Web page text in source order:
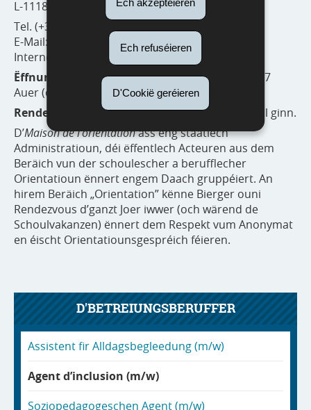
Ech refuséieren
D'Cookië geréieren
L-1118 Luxembourg
Tel. (+352) 80 02 81 81
E-Mail:
info@m-o.lu
Internetsite:
www.maison-orientation.lu
Ëffnungszäiten: méindes bis freides vun 8 bis 17
Auer (ouni Rendez-vous)
Rendez-vouse
kënnen opMyGuichet.lu
geholl ginn.
D’Maison de l’orientationass eng staatlech
Administratioun, déi ëffentlech Acteuren aus dem
Beräich vun der schoulescher a berufflecher
Orientatioun ënnert engem Daach gruppéiert. An
hirem Beräich „Orientation” kënne Bierger ouni
Rendezvous d’ganzt Joer iwwer (och wärend de
Schoulvakanzen) ënnert dem Respekt vum Anonymat
en éischt Orientatiounsgespréich féieren.
D'BETREIUNGSBERUFFER
Assistent fir Alldagsbegleedung (m/w)
Agent d’inclusion (m/w)
Soziopedagogeschen Agent (m/w)